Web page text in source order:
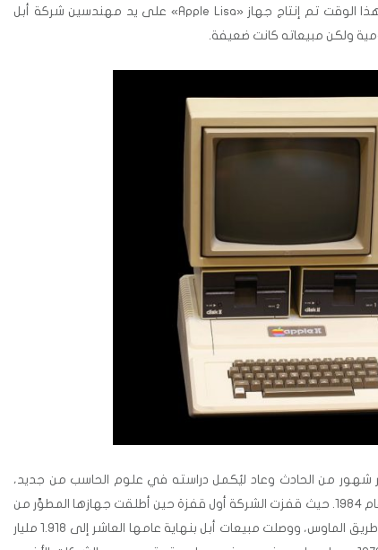
التقني لفترة زمنية دامت شهور، في هذا الوقت تم إنتاج جهاز «Apple Lisa» على يد مهندسين شركة أبل
ولكن مبيعاته كانت ضعيفة.
شهور من الحادث وعاد ليُكمل دراسته في علوم الحاسب من جديد،
وعادت أبل لتطوير جهاز «Apple II» في عام 1984. حيث قفزت الشركة أول قفزة حين أطلقت جهازها المطوَّر من
«ليزا» بحجم أصغر وإمكانية التحكم عن طريق الماوس، ووصلت مبيعات أبل بنهاية عامها العاشر إلى 1.918 مليار